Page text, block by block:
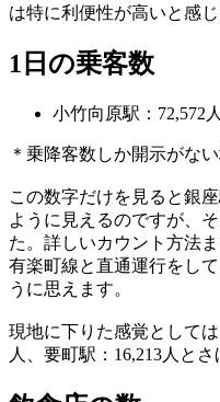
は特に利便性が高いと感じ
1日の乗客数
小竹向原駅：72,572人
＊乗降客数しか開示がな
この数字だけを見ると銀
ように見えるのですが、
た。詳しいカウント方法
有楽町線と直通運行をし
うに思えます。
現地に下りた感覚として
人、要町駅：16,213人と